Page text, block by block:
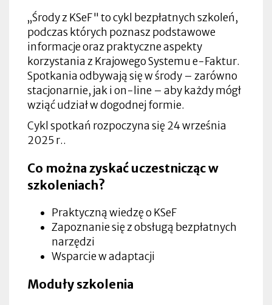
„Środy z KSeF" to cykl bezpłatnych szkoleń,
podczas których poznasz podstawowe
informacje oraz praktyczne aspekty
korzystania z Krajowego Systemu e-Faktur.
Spotkania odbywają się w środy – zarówno
stacjonarnie, jak i on-line – aby każdy mógł
wziąć udział w dogodnej formie.
Cykl spotkań rozpoczyna się 24 września
2025 r..
Co można zyskać uczestnicząc w
szkoleniach?
Praktyczną wiedzę o KSeF
Zapoznanie się z obsługą bezpłatnych
narzędzi
Wsparcie w adaptacji
Moduły szkolenia